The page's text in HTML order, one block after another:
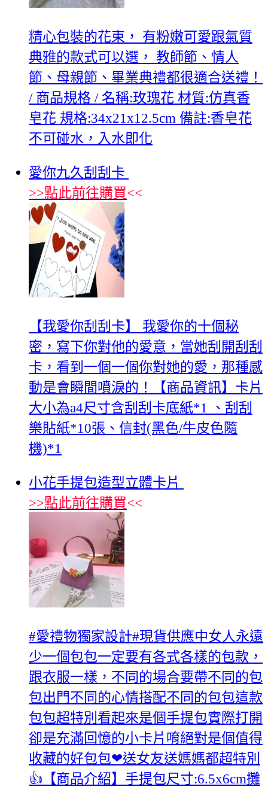
精心包裝的花束， 有粉嫩可愛跟氣質
典雅的款式可以選， 教師節、情人
節、母親節、畢業典禮都很適合送禮！
/ 商品規格 / 名稱:玫瑰花 材質:仿真香
皂花 規格:34x21x12.5cm 備註:香皂花
不可碰水，入水即化
愛你九久刮刮卡
>>點此前往購買<<
【我愛你刮刮卡】 我愛你的十個秘
密，寫下你對他的愛意，當她刮開刮刮
卡，看到一個一個你對她的愛，那種感
動是會瞬間噴淚的！【商品資訊】卡片
大小為a4尺寸含刮刮卡底紙*1 、刮刮
樂貼紙*10張、信封(黑色/牛皮色隨
機)*1
小花手提包造型立體卡片
>>點此前往購買<<
#愛禮物獨家設計#現貨供應中女人永遠
少一個包包一定要有各式各樣的包款，
跟衣服一樣，不同的場合要帶不同的包
包出門不同的心情搭配不同的包包這款
包包超特別看起來是個手提包實際打開
卻是充滿回憶的小卡片唷絕對是個值得
收藏的好包包❤送女友送媽媽都超特別
👍【商品介紹】手提包尺寸:6.5x6cm攤